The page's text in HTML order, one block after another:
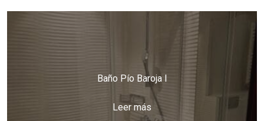
Baño Pío Baroja I
Leer más